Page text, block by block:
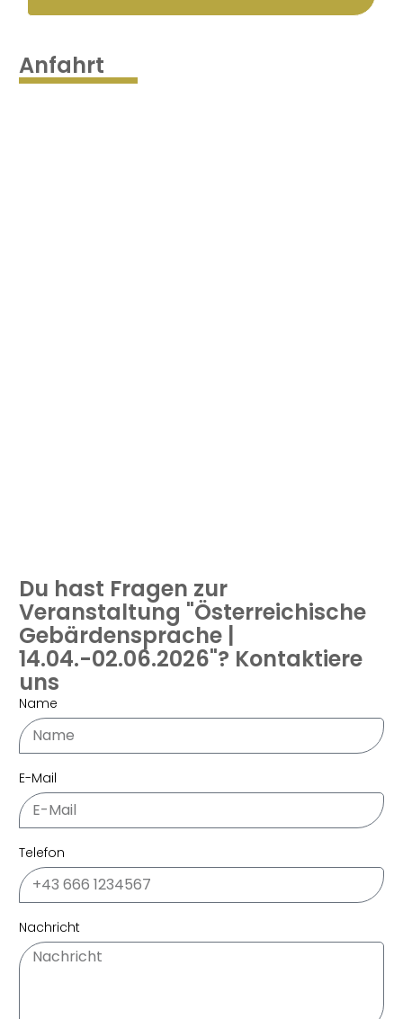
Anfahrt
Du hast Fragen zur
Veranstaltung "Österreichische
Gebärdensprache |
14.04.-02.06.2026"? Kontaktiere
uns
Name
E-Mail
Telefon
Nachricht